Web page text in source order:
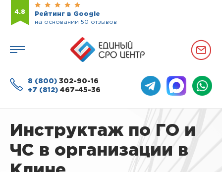
4.8
Рейтинг в Google
на основании 50 отзывов
8 (800) 302-90-16
+7 (812) 467-45-36
Инструктаж по ГО и
ЧС в организации в